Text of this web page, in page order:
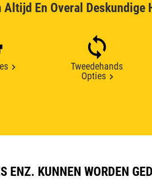
Altijd En Overal Deskundige
Tweedehands
Opties
ENZ. KUNNEN WORDEN